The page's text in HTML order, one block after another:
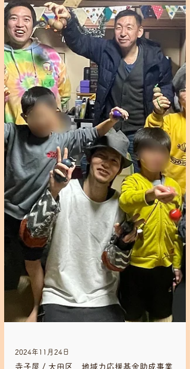
スアンさんのガパオ弁当を購入！...